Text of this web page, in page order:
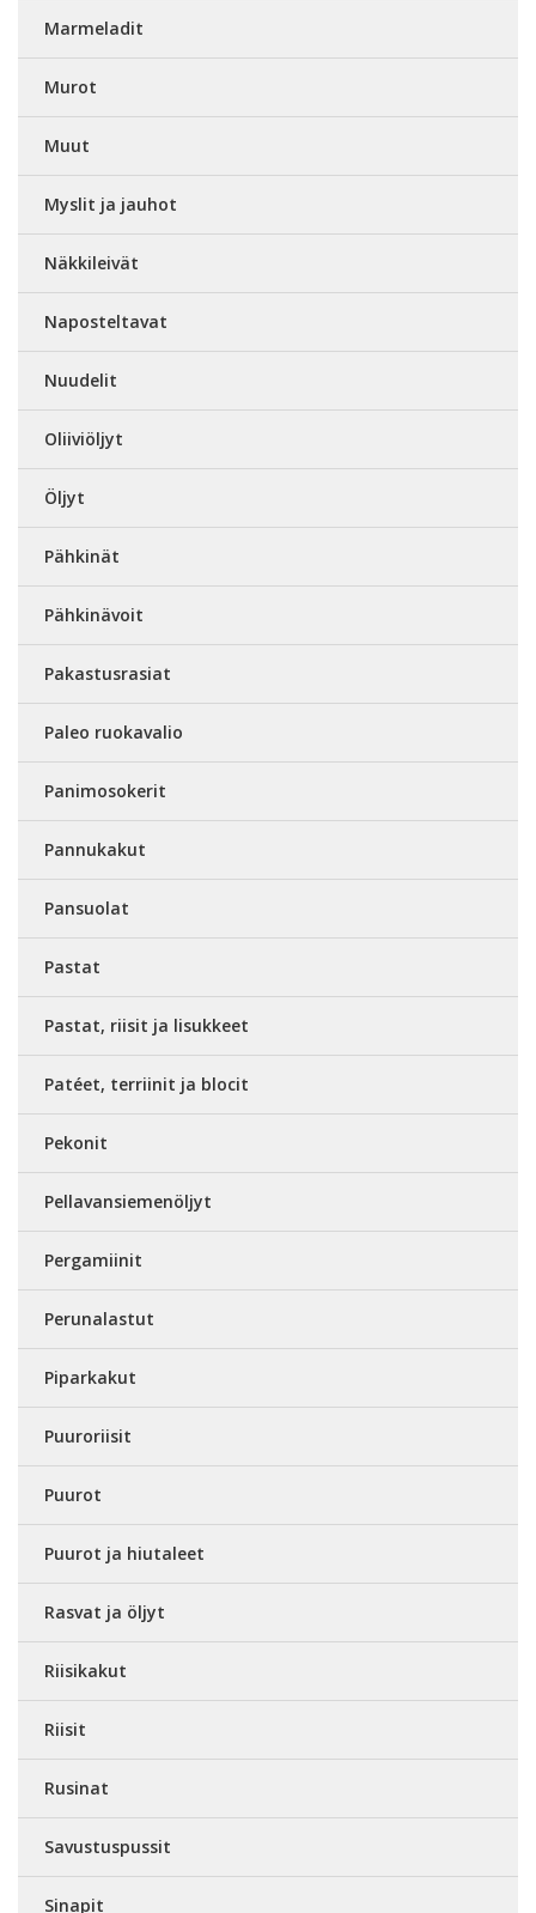
Marmeladit
Murot
Muut
Myslit ja jauhot
Näkkileivät
Naposteltavat
Nuudelit
Oliiviöljyt
Öljyt
Pähkinät
Pähkinävoit
Pakastusrasiat
Paleo ruokavalio
Panimosokerit
Pannukakut
Pansuolat
Pastat
Pastat, riisit ja lisukkeet
Patéet, terriinit ja blocit
Pekonit
Pellavansiemenöljyt
Pergamiinit
Perunalastut
Piparkakut
Puuroriisit
Puurot
Puurot ja hiutaleet
Rasvat ja öljyt
Riisikakut
Riisit
Rusinat
Savustuspussit
Sinapit